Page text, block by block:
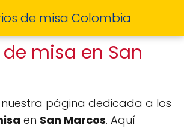
de misa Colombia
misa en San
nuestra página dedicada a los
en San Marcos. Aquí